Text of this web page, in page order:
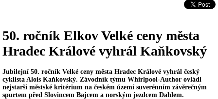
50. ročník Elkov Velké ceny města
Hradec Králové vyhrál Kaňkovský
Jubilejní 50. ročník Velké ceny města Hradec Králové vyhrál český
cyklista Alois Kaňkovský. Závodník týmu Whirlpool-Author ovládl
nejstarší městské kritérium na českém území suverénním závěrečným
spurtem před Slovincem Bajcem a norským jezdcem Dahlem.